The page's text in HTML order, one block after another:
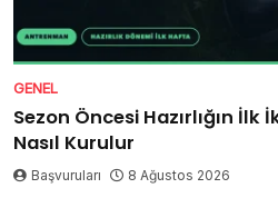
GENEL
Sezon Öncesi Hazırlığın İlk
Nasıl Kurulur
Başvuruları 8 Ağustos 2026